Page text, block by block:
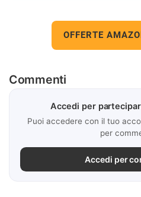
OFFERTE
Commenti
Accedi per
Puoi accedere con il tuo
per
Accedi per